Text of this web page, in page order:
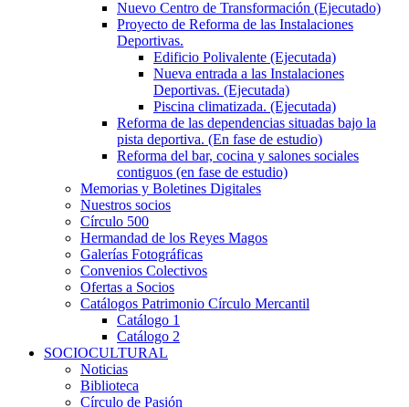
Nuevo Centro de Transformación (Ejecutado)
Proyecto de Reforma de las Instalaciones
Deportivas.
Edificio Polivalente (Ejecutada)
Nueva entrada a las Instalaciones
Deportivas. (Ejecutada)
Piscina climatizada. (Ejecutada)
Reforma de las dependencias situadas bajo la
pista deportiva. (En fase de estudio)
Reforma del bar, cocina y salones sociales
contiguos (en fase de estudio)
Memorias y Boletines Digitales
Nuestros socios
Círculo 500
Hermandad de los Reyes Magos
Galerías Fotográficas
Convenios Colectivos
Ofertas a Socios
Catálogos Patrimonio Círculo Mercantil
Catálogo 1
Catálogo 2
SOCIOCULTURAL
Noticias
Biblioteca
Círculo de Pasión